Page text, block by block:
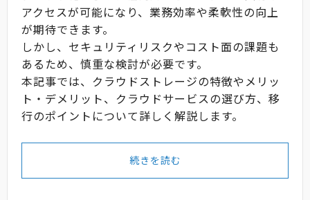
アクセスが可能になり、業務効率や柔軟性の向上
が期待できます。
しかし、セキュリティリスクやコスト面の課題も
あるため、慎重な検討が必要です。
本記事では、クラウドストレージの特徴やメリッ
ト・デメリット、クラウドサービスの選び方、移
行のポイントについて詳しく解説します。
続きを読む